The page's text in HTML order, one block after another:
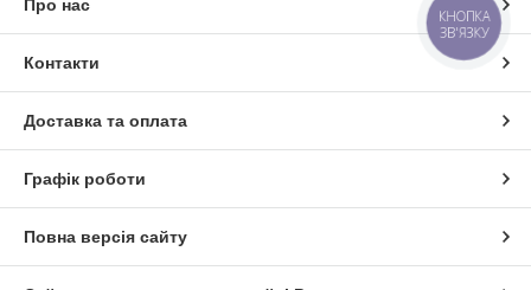
Про нас
Контакти
Доставка та оплата
Графік роботи
Повна версія сайту
КНОПКА
ЗВ'ЯЗКУ